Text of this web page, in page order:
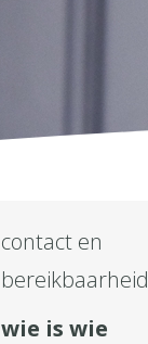
contact en
bereikbaarheid
wie is wie